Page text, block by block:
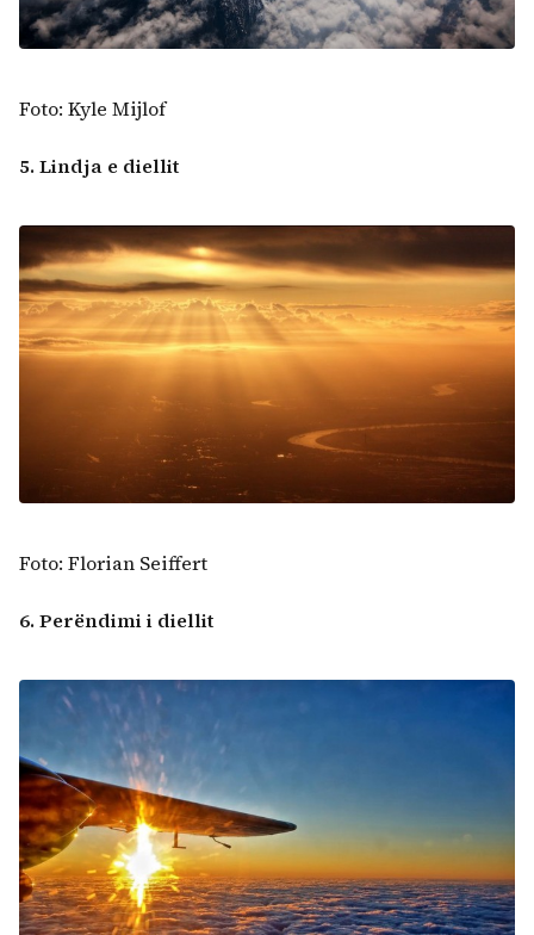
Foto: Kyle Mijlof
5. Lindja e diellit
Foto: Florian Seiffert
6. Perëndimi i diellit